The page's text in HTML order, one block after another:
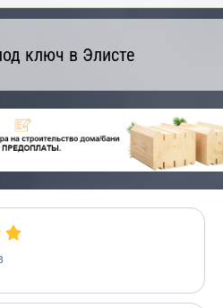
ключ в Элисте